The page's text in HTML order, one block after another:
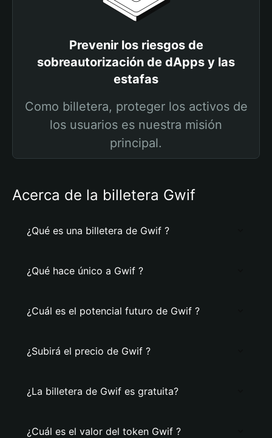
Prevenir los riesgos de
sobreautorización de dApps y las
estafas
Como billetera, proteger los activos de
los usuarios es nuestra misión
principal.
Acerca de la billetera Gwif
¿Qué es una billetera de Gwif ?
¿Qué hace único a Gwif ?
¿Cuál es el potencial futuro de Gwif ?
¿Subirá el precio de Gwif ?
¿La billetera de Gwif es gratuita?
¿Cuál es el valor del token Gwif ?